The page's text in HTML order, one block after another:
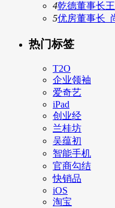
4乾德董事长
5优房董事长_
热门标签
T2O
企业领袖
爱奇艺
iPad
创业经
兰桂坊
吴蕴初
智能手机
官商勾结
快销品
iOS
淘宝